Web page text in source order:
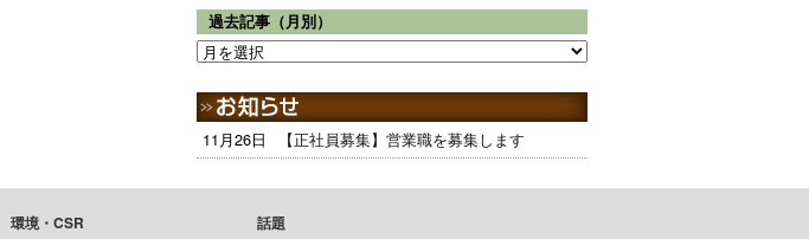
過去記事（月別）
11月26日 【正社員募集】営業職を募集します
環境・CSR 話題